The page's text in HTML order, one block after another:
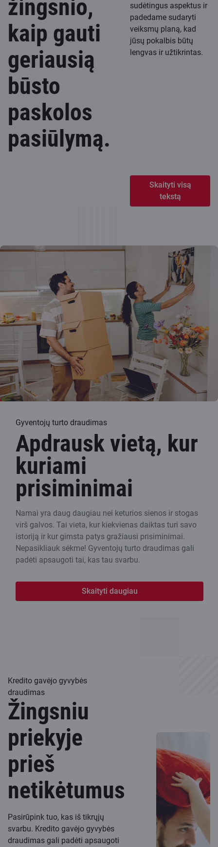
žingsnio,
kaip gauti
geriausią
būsto
paskolos
pasiūlymą.
sudėtingus aspektus ir
padedame sudaryti
veiksmų planą, kad
jūsų pokalbis būtų
lengvas ir užtikrintas.
Skaityti visą
tekstą
Gyventojų turto draudimas
Apdrausk vietą, kur
kuriami
prisiminimai
Namai yra daug daugiau nei keturios sienos ir stogas
virš galvos. Tai vieta, kur kiekvienas daiktas turi savo
istoriją ir kur gimsta patys gražiausi prisiminimai.
Nepasikliauk sėkme! Gyventojų turto draudimas gali
padėti apsaugoti tai, kas tau svarbu.
Skaityti daugiau
Kredito gavėjo gyvybės
draudimas
Žingsniu
priekyje
prieš
netikėtumus
Pasirūpink tuo, kas iš tikrųjų
svarbu. Kredito gavėjo gyvybės
draudimas gali padėti apsaugoti